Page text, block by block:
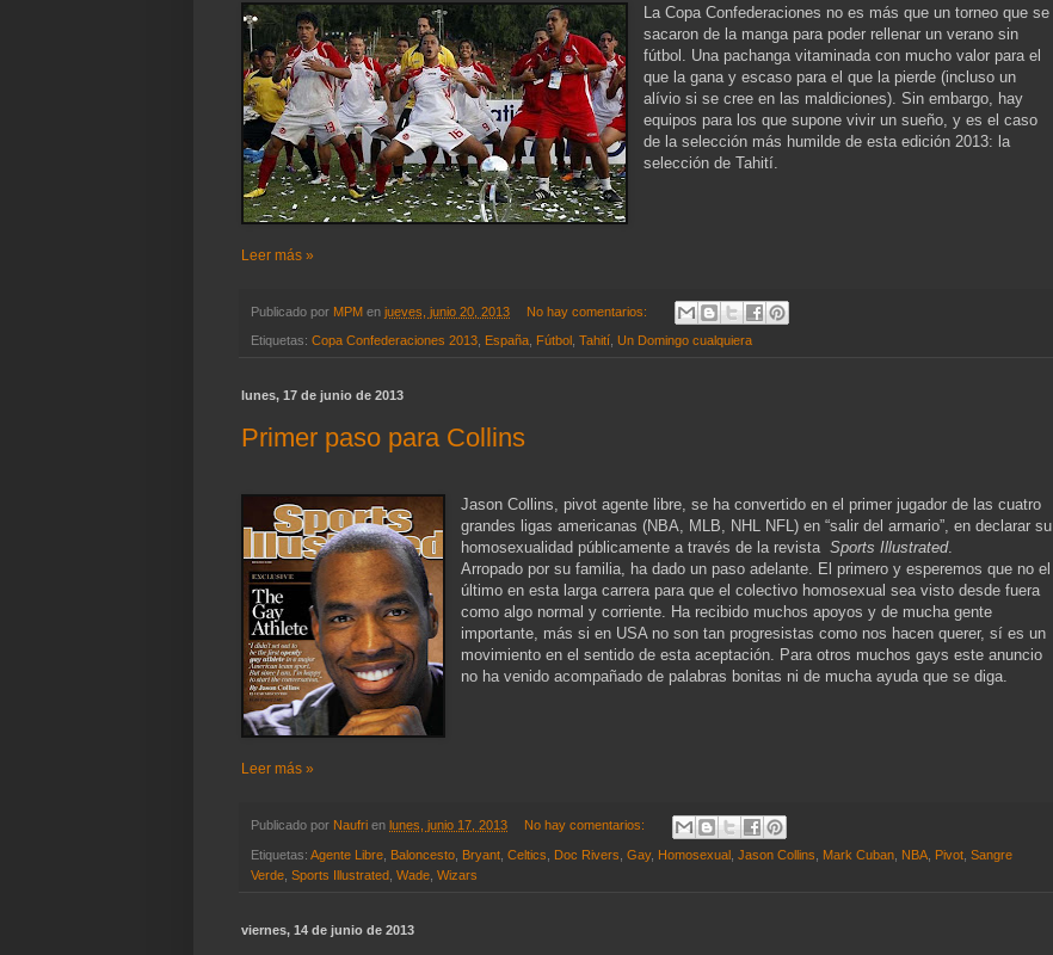
La Copa Confederaciones no es más que un torneo que se
sacaron de la manga para poder rellenar un verano sin
fútbol. Una pachanga vitaminada con mucho valor para el
que la gana y escaso para el que la pierde (incluso un
alívio si se cree en las maldiciones). Sin embargo, hay
equipos para los que supone vivir un sueño, y es el caso
de la selección más humilde de esta edición 2013: la
selección de Tahití.
Leer más »
Publicado por MPM en jueves, junio 20, 2013 No hay comentarios:
Etiquetas: Copa Confederaciones 2013 España Fútbol Tahití Un Domingo cualquiera
lunes, 17 de junio de 2013
Primer paso para Collins
Jason Collins, pivot agente libre, se ha convertido en el primer jugador de las cuatro
grandes ligas americanas (NBA, MLB, NHL NFL) en “salir del armario”, en declarar su
homosexualidad públicamente a través de la revistaSports Illustrated.
Arropado por su familia, ha dado un paso adelante. El primero y esperemos que no el
último en esta larga carrera para que el colectivo homosexual sea visto desde fuera
como algo normal y corriente. Ha recibido muchos apoyos y de mucha gente
importante, más si en USA no son tan progresistas como nos hacen querer, sí es un
movimiento en el sentido de esta aceptación. Para otros muchos gays este anuncio
no ha venido acompañado de palabras bonitas ni de mucha ayuda que se diga.
Leer más »
Publicado por Naufri en lunes, junio 17, 2013 No hay comentarios:
Etiquetas: Agente Libre Baloncesto Bryant Celtics Doc Rivers Gay, Homosexual Jason Collins Mark Cuban NBA Pivot Sangre
Verde Sports Illustrated Wade Wizars
viernes, 14 de junio de 2013